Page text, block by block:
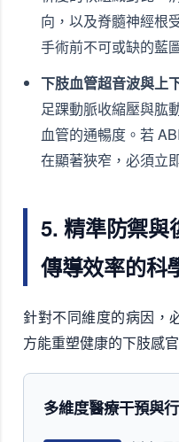
向，以及脊髓神經根
手術前不可或缺的藍
下肢血管超音波與上
足踝動脈收縮壓與肱
血管的通暢度。若
在顯著狹窄，必須立
5. 精準防禦與
傳導效率的科
針對不同維度的病因，
方能重塑健康的下肢感
多維度醫療干預與